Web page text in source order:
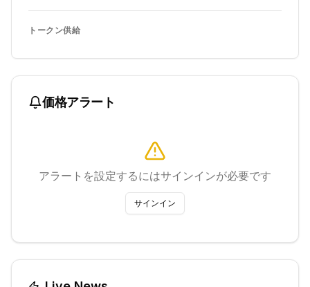
トークン供給
価格アラート
アラートを設定するにはサインインが必要です
サインイン